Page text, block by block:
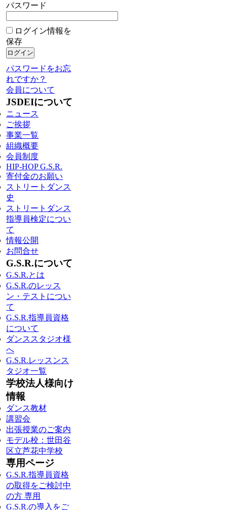
パスワード
ログイン情報を
保存
パスワードをお忘
れですか？
会員について
JSDEIについて
ニュース
ご挨拶
事業一覧
組織概要
会員制度
HIP-HOP G.S.R.
寄付金のお願い
ストリートダンス
史
ストリートダンス
指導員検定につい
て
情報公開
お問合せ
G.S.R.について
G.S.R.とは
G.S.R.のレッス
ン・テストについ
て
G.S.R.指導員資格
について
ダンススタジオ様
へ
G.S.R.レッスンス
タジオ一覧
学校法人様向け
情報
ダンス教材
講習会
出張授業のご案内
モデル校：世田谷
区立芦花中学校
専用ページ
G.S.R.指導員資格
の取得をご検討中
の方 専用
G.S.R.の導入をご